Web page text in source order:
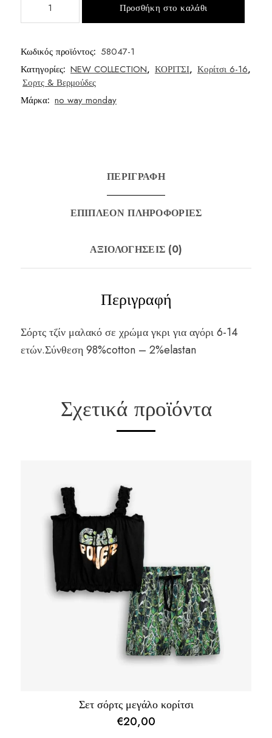
ποσότητα
Προσθήκη στο καλάθι
Κωδικός προϊόντος: 58047-1
Κατηγορίες: NEW COLLECTION, ΚΟΡΙΤΣΙ, Κορίτσι 6-16,
Σορτς & Βερμούδες
Μάρκα: no way monday
ΠΕΡΙΓΡΑΦΉ
ΕΠΙΠΛΈΟΝ ΠΛΗΡΟΦΟΡΊΕΣ
ΑΞΙΟΛΟΓΉΣΕΙΣ (0)
Περιγραφή
Σόρτς τζίν μαλακό σε χρώμα γκρι για αγόρι 6-14
ετών.Σύνθεση 98%cotton – 2%elastan
Σχετικά προϊόντα
Σετ σόρτς μεγάλο κορίτσι
€20,00